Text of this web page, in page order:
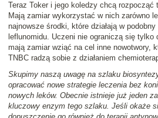
Teraz Toker i jego koledzy chcą rozpocząć
Mają zamiar wykorzystać w nich zarówno
najnowsze środki, które działają w
leflunomidu. Uczeni nie ograniczą się tylko
mają zamiar wziąć na cel inne nowotwory,
TNBC radzą sobie z działaniem
Skupimy naszą uwagę na szlaku
opracować nowe strategie leczenia bez
nowych leków. Obecnie istnieje już jeden
kluczowy enzym tego szlaku. Jeśli okaże